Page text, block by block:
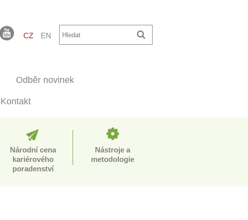
CZ EN
Odběr novinek
Kontakt
Národní cena
kariérového
poradenství
Nástroje a
metodologie